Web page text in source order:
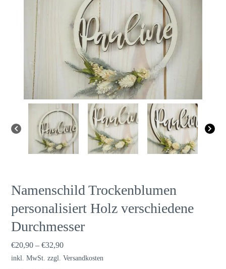
Namenschild Trockenblumen
personalisiert Holz verschiedene
Durchmesser
€20,90 –€32,90
inkl. MwSt. zzgl.Versandkosten